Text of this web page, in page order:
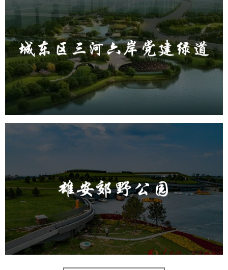
城东区三河六岸党建绿道
旅游休闲 公园 AI人工智能 智慧公园
智能步道
AR太极
智能大数据平台
公园 AI人工智能 智慧公园
智能照明系统
智能垃圾桶